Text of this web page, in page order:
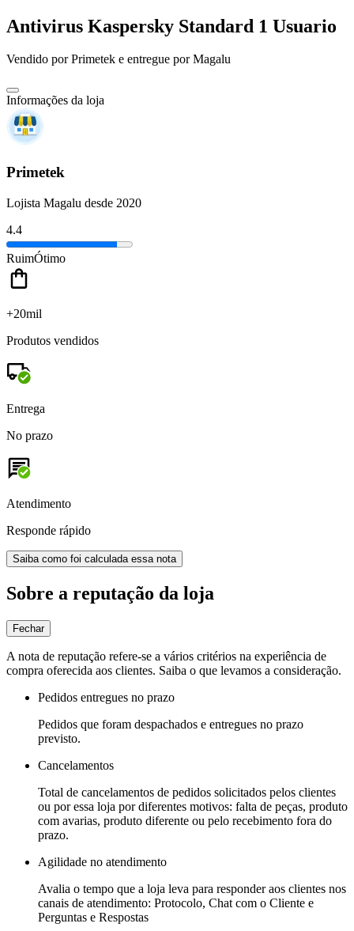
Antivirus Kaspersky Standard 1 Usuario
Vendido porPrimetek e entregue por Magalu
Informações da loja
Primetek
Lojista Magalu desde 2020
4.4
RuimÓtimo
+20mil
Produtos vendidos
Entrega
No prazo
Atendimento
Responde rápido
Saiba como foi calculada essa nota
Sobre a reputação da loja
Fechar
A nota de reputação refere-se a vários critérios na experiência de
compra oferecida aos clientes. Saiba o que levamos a consideração.
Pedidos entregues no prazo
Pedidos que foram despachados e entregues no prazo
previsto.
Cancelamentos
Total de cancelamentos de pedidos solicitados pelos clientes
ou por essa loja por diferentes motivos: falta de peças, produto
com avarias, produto diferente ou pelo recebimento fora do
prazo.
Agilidade no atendimento
Avalia o tempo que a loja leva para responder aos clientes nos
canais de atendimento: Protocolo, Chat com o Cliente e
Perguntas e Respostas